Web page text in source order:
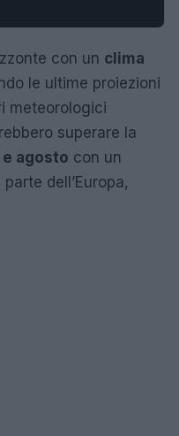
con un clima
le ultime proiezioni
meteorologici
superare la
e agosto con un
dell’Europa,